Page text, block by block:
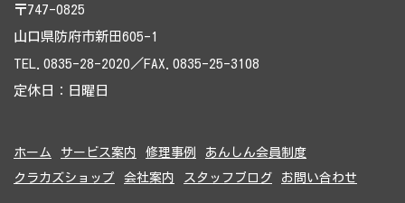
〒747-0825
山口県防府市新田605-1
TEL.0835-28-2020／FAX.0835-25-3108
定休日：日曜日
ホーム サービス案内 修理事例
あんしん会員制度
クラカズショップ
会社案内 スタッフブログ お問い合わせ